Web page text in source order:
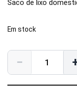
Saco de lixo
Em stock
−